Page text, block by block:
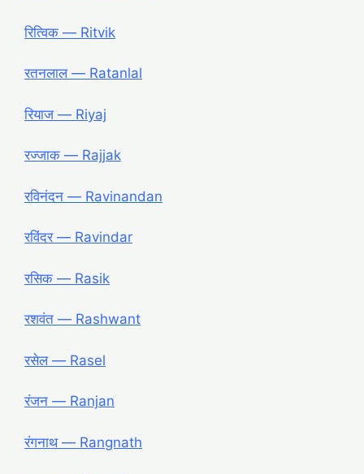
रित्विक ― Ritvik
रतनलाल ― Ratanlal
रियाज ― Riyaj
रज्जाक ― Rajjak
रविनंदन ― Ravinandan
रविंदर ― Ravindar
रसिक ― Rasik
रशवंत ― Rashwant
रसेल ― Rasel
रंजन ― Ranjan
रंगनाथ ― Rangnath